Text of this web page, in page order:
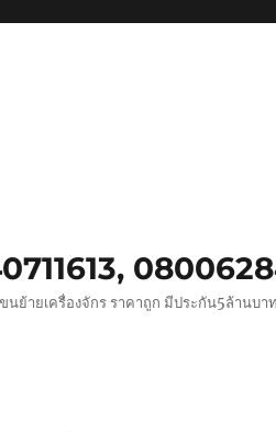
นย้ายเครื่องจักร ราคาถูก มีประกัน5ล้านบ